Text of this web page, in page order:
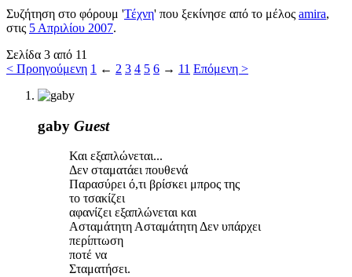
Συζήτηση στο φόρουμ 'Τέχνη' που ξεκίνησε από το μέλος amira,
στις 5 Απριλίου 2007.
Σελίδα 3 από 11
< Προηγούμενη 1 ← 2 3 4 5 6 → 11 Επόμενη >
gaby Guest
Και εξαπλώνεται...
Δεν σταματάει πουθενά
Παρασύρει ό,τι βρίσκει μπρος της
το τσακίζει
αφανίζει εξαπλώνεται και
Ασταμάτητη Ασταμάτητη Δεν υπάρχει
περίπτωση
ποτέ να
Σταματήσει.